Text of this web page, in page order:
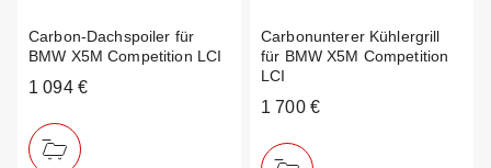
Carbon-Dachspoiler für
BMW X5M Competition LCI
1 094 €
Carbonunterer Kühlergrill
für BMW X5M Competition
LCI
1 700 €